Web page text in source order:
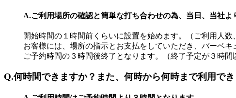
A.ご利用場所の確認と簡単な打ち合わせの為、当日、当社よ
開始時間の１時間前くらいに設置を始めます。（ご利用人数
お客様には、場所の指示とお支払をしていただき、バーベキ
ご予約時間の３時間後終了となります。（終了予定が３時間
Q.何時間できますか？また、何時から何時まで利用でき